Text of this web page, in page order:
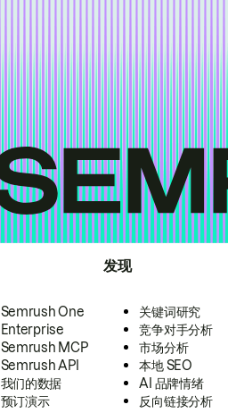
Semrush One
Enterprise
Semrush MCP
Semrush API
我们的数据
预订演示
发现
关键词研究
竞争对手分析
市场分析
本地 SEO
AI 品牌情绪
反向链接分析